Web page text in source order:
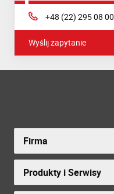
Phone:
+48 (22) 295 08 00
Wyślij zapytanie
Firma
Produkty i Serwisy